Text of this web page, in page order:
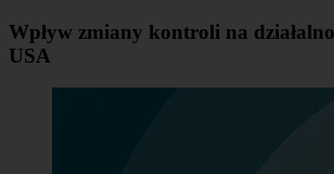
Wpływ zmiany kontroli na
USA